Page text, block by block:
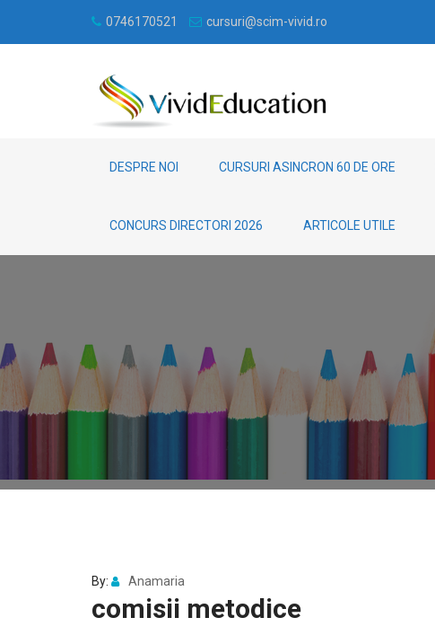
0746170521 cursuri@scim-vivid.ro
DESPRE NOI CURSURI ASINCRON 60 DE ORE
CONCURS DIRECTORI 2026 ARTICOLE UTILE
By: Anamaria
comisii metodice